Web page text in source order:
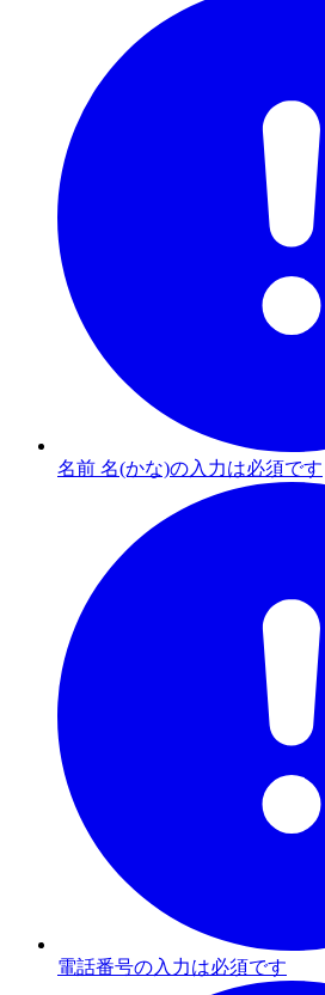
名前 名(かな)の入力は必須です
電話番号の入力は必須です